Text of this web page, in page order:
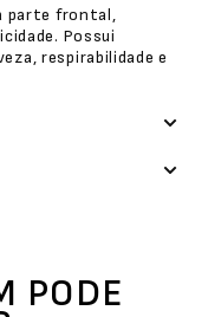
parte frontal,
Possui
respirabilidade e
PODE